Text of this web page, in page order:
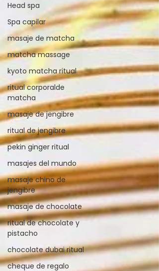
Head spa
Spa capilar
masaje de matcha
matcha massage
kyoto matcha ritual
ritual corporalde
matcha
masaje de jengibre
ritual de jengibre
pekin ginger ritual
masajes del mundo
masaje chino de
jengibre
masaje de chocolate
ritual de chocolate y
pistacho
chocolate dubai ritual
cheque de regalo